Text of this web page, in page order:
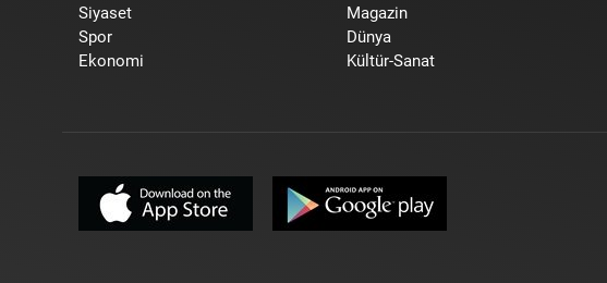
Siyaset
Spor
Ekonomi
Magazin
Dünya
Kültür-Sanat